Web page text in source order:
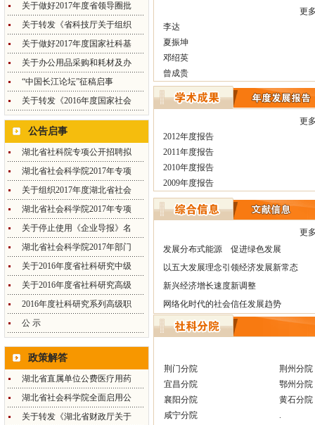
关于做好2017年度省领导圈批
关于转发《省科技厅关于组织
关于做好2017年度国家社科基
关于办公用品采购和耗材及办
“中国长江论坛”征稿启事
关于转发《2016年度国家社会
公告启事
湖北省社科院专项公开招聘拟
湖北省社会科学院2017年专项
关于组织2017年度湖北省社会
湖北省社会科学院2017年专项
关于停止使用《企业导报》名
湖北省社会科学院2017年部门
关于2016年度省社科研究中级
关于2016年度省社科研究高级
2016年度社科研究系列高级职
公 示
政策解答
湖北省直属单位公费医疗用药
湖北省社会科学院全面启用公
关于转发《湖北省财政厅关于
更
李达
夏振坤
邓绍英
曾成贵
更
2012年度报告
2011年度报告
2010年度报告
2009年度报告
更
发展分布式能源 促进绿色发展
以五大发展理念引领经济发展新常态
新兴经济增长速度新调整
网络化时代的社会信任发展趋势
荆门分院
荆州分院
宜昌分院
鄂州分院
襄阳分院
黄石分院
咸宁分院
.